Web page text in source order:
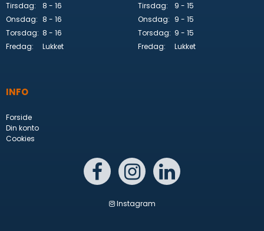
Tirsdag:
8 - 16
Onsdag: 8 - 16
Torsdag: 8 - 16
Fredag:
Lukket
Tirsdag:
9 - 15
Onsdag: 9 - 15
Torsdag: 9 - 15
Fredag:
Lukket
INFO
Forside
Din konto
Cookies
Instagram